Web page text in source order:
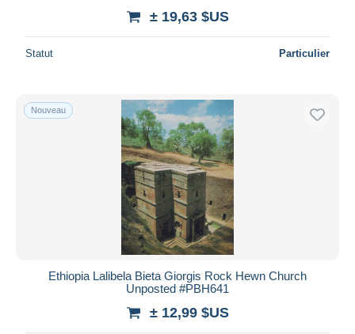
± 19,63 $US
Statut Particulier
Nouveau
Ethiopia Lalibela Bieta Giorgis Rock Hewn Church
Unposted #PBH641
± 12,99 $US